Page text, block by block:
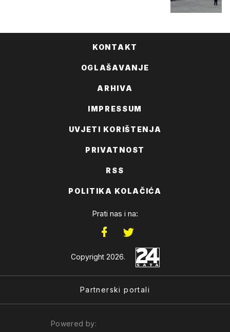
KONTAKT
OGLAŠAVANJE
ARHIVA
IMPRESSUM
UVJETI KORIŠTENJA
PRIVATNOST
RSS
POLITIKA KOLAČIĆA
Prati nas i na:
Copyright 2026.
Partnerski portali
Powered by: